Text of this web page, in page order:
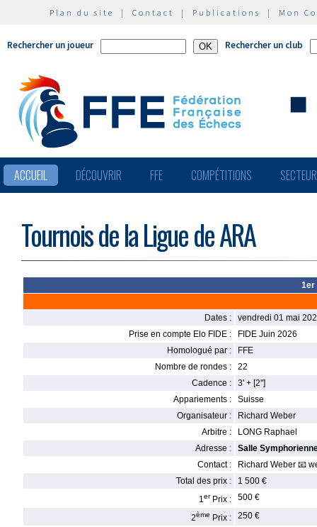
Plan du site | Contact | Publications | Mon
Rechercher un joueur Rechercher un club
ACCUEIL DÉCOUVRIR FFE COMPÉTITIONS
Tournois de la Ligue de ARA
1er
Dates :
vendredi 01 mai
Prise en compte Elo FIDE :
FIDE Juin 2026
Homologué par :
FFE
Nombre de rondes :
22
Cadence :
3' + [2'']
Appariements :
Suisse
Organisateur :
Richard Weber
Arbitre :
LONG Raphael
Adresse :
Salle
Contact :
Richard Weber 📧
Total des prix :
1 500 €
1er Prix : 500 €
2ème Prix : 250 €